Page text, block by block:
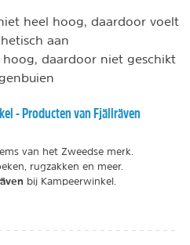
heel hoog, daardoor voelt
aan
daardoor niet geschikt
- Producten van Fjällräven
van het Zweedse merk.
rugzakken en meer.
bij Kampeerwinkel.